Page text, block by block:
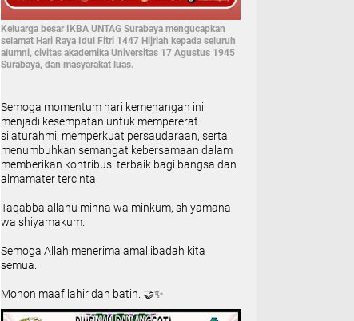
Keluarga besar IKBA UNTAG Surabaya mengucapkan
selamat Hari Raya Idul Fitri 1447 Hijriah kepada seluruh
alumni, civitas akademika Universitas 17 Agustus 1945
Surabaya, dan masyarakat luas.
Semoga momentum hari kemenangan ini
menjadi kesempatan untuk mempererat
silaturahmi, memperkuat persaudaraan, serta
menumbuhkan semangat kebersamaan dalam
memberikan kontribusi terbaik bagi bangsa dan
almamater tercinta.
Taqabbalallahu minna wa minkum, shiyamana
wa shiyamakum.
Semoga Allah menerima amal ibadah kita
semua.
Mohon maaf lahir dan batin. 🤝✨